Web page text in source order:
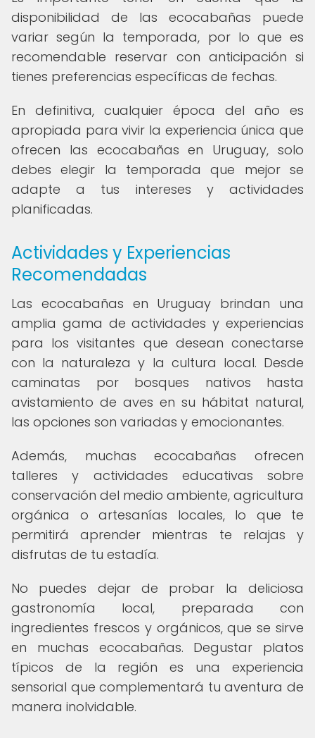
disponibilidad de las ecocabañas puede
variar según la temporada, por lo que es
recomendable reservar con anticipación si
tienes preferencias específicas de fechas.
En definitiva, cualquier época del año es
apropiada para vivir la experiencia única que
ofrecen las ecocabañas en Uruguay, solo
debes elegir la temporada que mejor se
adapte a tus intereses y actividades
planificadas.
Actividades y Experiencias
Recomendadas
Las ecocabañas en Uruguay brindan una
amplia gama de actividades y experiencias
para los visitantes que desean conectarse
con la naturaleza y la cultura local. Desde
caminatas por bosques nativos hasta
avistamiento de aves en su hábitat natural,
las opciones son variadas y emocionantes.
Además, muchas ecocabañas ofrecen
talleres y actividades educativas sobre
conservación del medio ambiente, agricultura
orgánica o artesanías locales, lo que te
permitirá aprender mientras te relajas y
disfrutas de tu estadía.
No puedes dejar de probar la deliciosa
gastronomía local, preparada con
ingredientes frescos y orgánicos, que se sirve
en muchas ecocabañas. Degustar platos
típicos de la región es una experiencia
sensorial que complementará tu aventura de
manera inolvidable.